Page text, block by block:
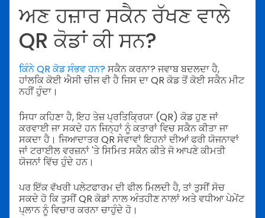
ਅਣ ਹਜ਼ਾਰ ਸਕੈਨ ਰੱਖਣ ਵਾਲੇ
QR ਕੋਡਾਂ ਕੀ ਸਨ?
ਕਿੰਨੇ QR ਕੋਡ ਸੰਭਵ ਹਨ?ਸਕੈਨ ਕਰਨਾ? ਜਵਾਬ ਬਦਲਦਾ ਹੈ,
ਹਾਂਲਕਿ ਕੋਈ ਐਸੀ ਚੀਜ ਵੀ ਹੈ ਜਿਸ ਦਾ QR ਕੋਡ ਤੋਂ ਕੋਈ ਸਕੈਨ ਮੀਟ
ਨਹੀਂ ਹੁੰਦਾ।
ਸਿਧਾ ਕਹਿਣਾ ਹੈ, ਇਹ ਤੇਜ਼ ਪ੍ਰਤਿਕ੍ਰਿਯਾ (QR) ਕੋਡ ਹੁਣ ਜਾਂ
ਕਰਵਾਈ ਜਾ ਸਕਦੇ ਹਨ ਜਿਨ੍ਹਾਂ ਨੂੰ ਕਤਾਰਾਂ ਵਿਚ ਸਕੈਨ ਕੀਤਾ ਜਾ
ਸਕਦਾ ਹੈ। ਜਿਆਦਾਤਰ QR ਸੇਵਾਵਾਂ ਇਹਨਾਂ ਦੀਆਂ ਫਰੀ ਯੋਜਨਾਵਾਂ
ਜਾਂ ਟਰਾਈਲ ਵਰਜ਼ਨਾਂ 'ਤੇ ਸਿਮਿਤ ਸਕੈਨ ਕੀਤੇ ਜੋ ਆਪਣੇ ਕੀਮਤੀ
ਯੋਜਨਾਂ ਵਿੱਚ ਹੁੰਦੇ ਹਨ।
ਪਰ ਇੱਕ ਵੱਖਰੀ ਪਲੇਟਫਾਰਮ ਦੀ ਫੀਲ ਮਿਲਦੀ ਹੈ, ਤਾਂ ਤੁਸੀਂ ਸੋਚ
ਸਕਦੇ ਹੋ ਕਿ ਤੁਸੀਂ QR ਕੋਡਾਂ ਨਾਲ ਅੰਤਹੀਣ ਨਾਲਾਂ ਅਤੇ ਵਧੀਆ ਪੇਮੇਂਟ
ਪ੍ਲਾਨ ਨੂੰ ਵਿਚਾਰ ਕਰਨਾ ਚਾਹੁੰਦੇ ਹੋ।